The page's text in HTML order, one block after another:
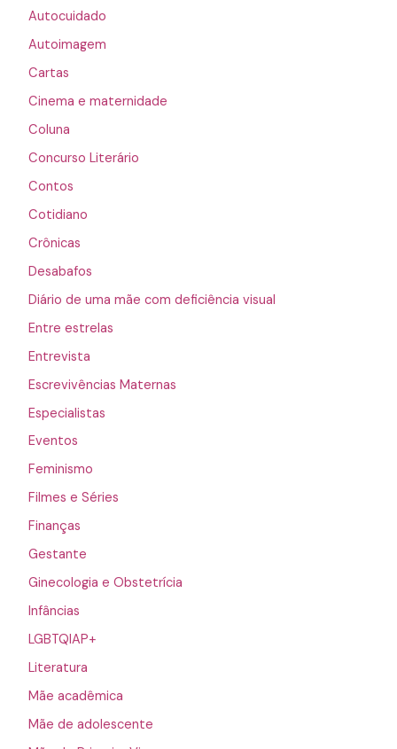
Autocuidado
Autoimagem
Cartas
Cinema e maternidade
Coluna
Concurso Literário
Contos
Cotidiano
Crônicas
Desabafos
Diário de uma mãe com deficiência visual
Entre estrelas
Entrevista
Escrevivências Maternas
Especialistas
Eventos
Feminismo
Filmes e Séries
Finanças
Gestante
Ginecologia e Obstetrícia
Infâncias
LGBTQIAP+
Literatura
Mãe acadêmica
Mãe de adolescente